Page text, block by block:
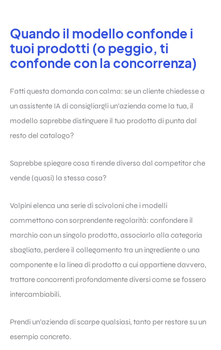
Quando il modello confonde i
tuoi prodotti (o peggio, ti
confonde con la concorrenza)
Fatti questa domanda con calma: se un cliente chiedesse a
un assistente IA di consigliargli un’azienda come la tua, il
modello saprebbe distinguere il tuo prodotto di punta dal
resto del catalogo?
Saprebbe spiegare cosa ti rende diverso dal competitor che
vende (quasi) la stessa cosa?
Volpini elenca una serie di scivoloni che i modelli
commettono con sorprendente regolarità: confondere il
marchio con un singolo prodotto, associarlo alla categoria
sbagliata, perdere il collegamento tra un ingrediente o una
componente e la linea di prodotto a cui appartiene davvero,
trattare concorrenti profondamente diversi come se fossero
intercambiabili.
Prendi un’azienda di scarpe qualsiasi, tanto per restare su un
esempio concreto.